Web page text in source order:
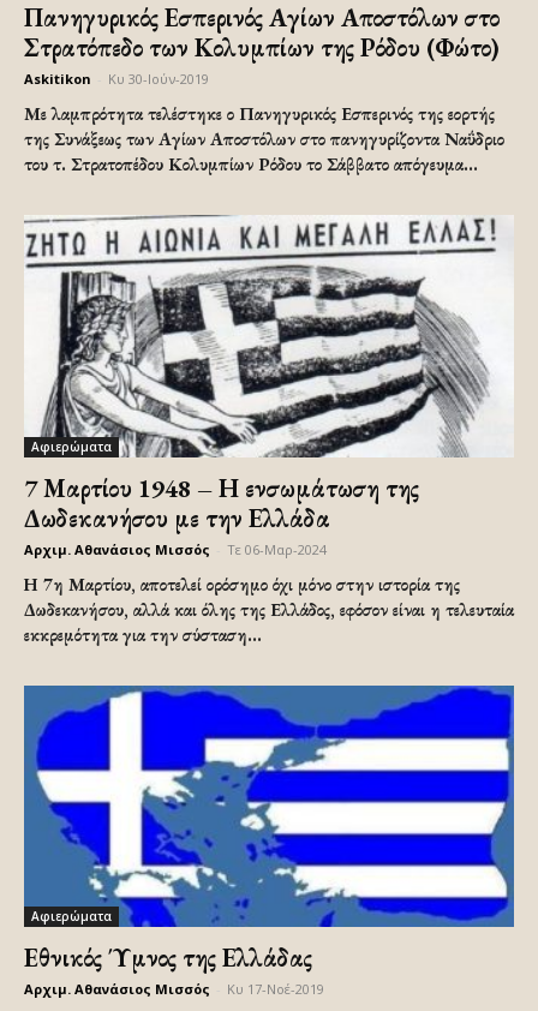
Πανηγυρικός Εσπερινός Αγίων Αποστόλων στο
Στρατόπεδο των Κολυμπίων της Ρόδου (Φώτο)
Askitikon Κυ 30-Ιούν-2019
Με λαμπρότητα τελέστηκε ο Πανηγυρικός Εσπερινός της εορτής
της Συνάξεως των Αγίων Αποστόλων στο πανηγυρίζοντα Ναΰδριο
του τ. Στρατοπέδου Κολυμπίων Ρόδου το Σάββατο απόγευμα...
Αφιερώματα
7 Μαρτίου 1948 – Η ενσωμάτωση της
Δωδεκανήσου με την Ελλάδα
Αρχιμ. Αθανάσιος Μισσός Τε 06-Μαρ-2024
Η 7η Μαρτίου, αποτελεί ορόσημο όχι μόνο στην ιστορία της
Δωδεκανήσου, αλλά και όλης της Ελλάδος, εφόσον είναι η τελευταία
εκκρεμότητα για την σύσταση...
Αφιερώματα
Εθνικός Ύμνος της Ελλάδας
Αρχιμ. Αθανάσιος Μισσός Κυ 17-Νοέ-2019